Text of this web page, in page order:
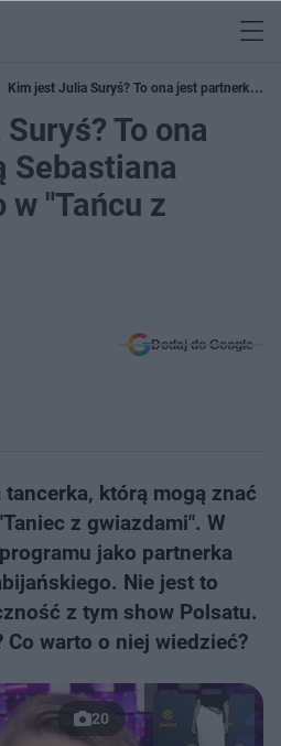
Kim jest Julia Suryś? To ona jest partnerką
z gwiazdami"
To ona
Sebastiana
w "Tańcu z
Dodaj do Google
którą mogą znać
z gwiazdami". W
jako partnerka
Nie jest to
z tym show Polsatu.
warto o niej wiedzieć?
20